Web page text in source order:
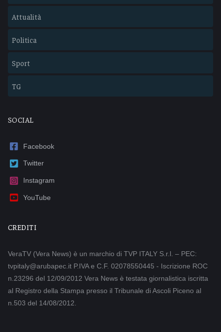
Attualità
Politica
Sport
TG
SOCIAL
Facebook
Twitter
Instagram
YouTube
CREDITI
VeraTV (Vera News) è un marchio di TVP ITALY S.r.l. – PEC:
tvpitaly@arubapec.it P.IVA e C.F. 02078550445 - Iscrizione ROC
n.23296 del 12/09/2012 Vera News è testata giornalistica iscritta
al Registro della Stampa presso il Tribunale di Ascoli Piceno al
n.503 del 14/08/2012.